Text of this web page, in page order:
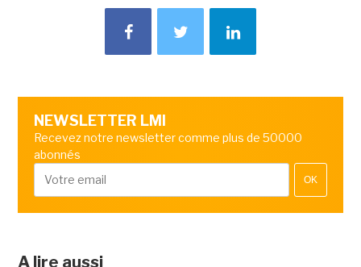
NEWSLETTER LMI
Recevez notre newsletter comme plus de 50000
abonnés
OK
A lire aussi